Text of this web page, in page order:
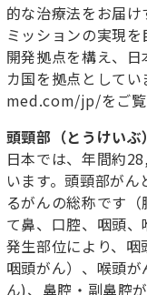
的な治療法をお届
ミッションの実現
開発拠点を構え、
カ国を拠点としてい
med.com/jp/をご
頭頸部（とうけい
日本では、年間約
います。頭頸部が
るがんの総称です
て鼻、口腔、咽頭、
発生部位により、
咽頭がん）、喉頭
ん)、鼻腔・副鼻腔